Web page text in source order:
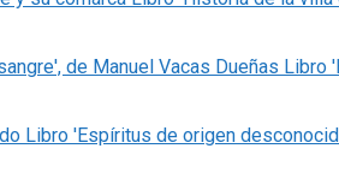
Libro
Libro 'Espíritus de origen